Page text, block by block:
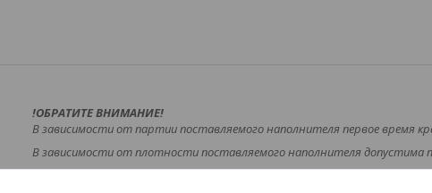
!ОБРАТИТЕ ВНИМАНИЕ!
В зависимости от партии поставляемого наполнителя первое
В зависимости от плотности поставляемого наполнителя допустима
При выборе размера обращайте внимание на весо-габаритные